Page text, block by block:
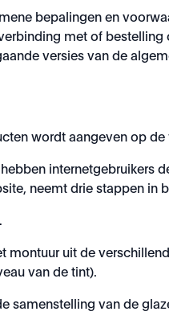
bepalingen en
met of
versies van de
wordt aangeven op
internetgebruikers
neemt drie stappen in
montuur uit de
van de tint).
samenstelling van de